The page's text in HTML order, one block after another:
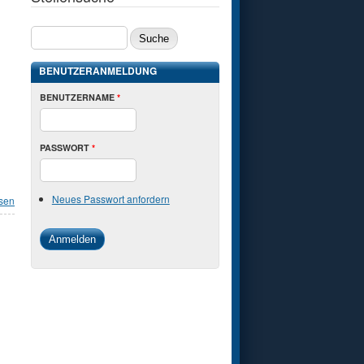
BENUTZERANMELDUNG
BENUTZERNAME *
PASSWORT *
Neues Passwort anfordern